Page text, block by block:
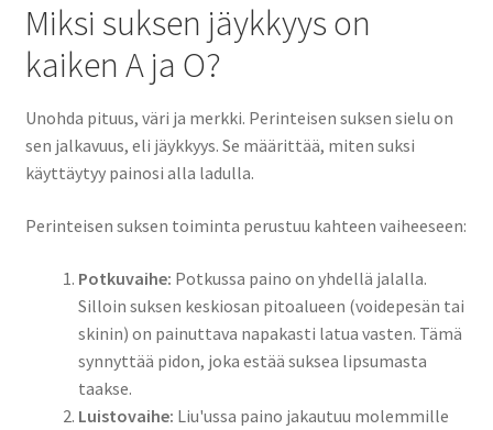
Miksi suksen jäykkyys on
kaiken A ja O?
Unohda pituus, väri ja merkki. Perinteisen suksen sielu on
sen jalkavuus, eli jäykkyys. Se määrittää, miten suksi
käyttäytyy painosi alla ladulla.
Perinteisen suksen toiminta perustuu kahteen vaiheeseen:
Potkuvaihe: Potkussa paino on yhdellä jalalla.
Silloin suksen keskiosan pitoalueen (voidepesän tai
skinin) on painuttava napakasti latua vasten. Tämä
synnyttää pidon, joka estää suksea lipsumasta
taakse.
Luistovaihe: Liu'ussa paino jakautuu molemmille